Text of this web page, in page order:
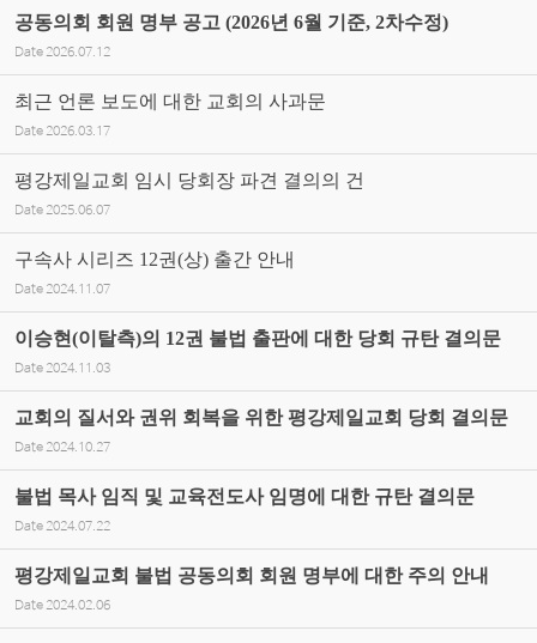
공동의회 회원 명부 공고 (2026년 6월 기준, 2차수정)
Date 2026.07.12
최근 언론 보도에 대한 교회의 사과문
Date 2026.03.17
평강제일교회 임시 당회장 파견 결의의 건
Date 2025.06.07
구속사 시리즈 12권(상) 출간 안내
Date 2024.11.07
이승현(이탈측)의 12권 불법 출판에 대한 당회 규탄 결의문
Date 2024.11.03
교회의 질서와 권위 회복을 위한 평강제일교회 당회 결의문
Date 2024.10.27
불법 목사 임직 및 교육전도사 임명에 대한 규탄 결의문
Date 2024.07.22
평강제일교회 불법 공동의회 회원 명부에 대한 주의 안내
Date 2024.02.06